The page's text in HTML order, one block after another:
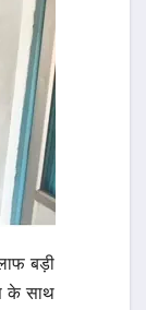
बड़ी
के साथ